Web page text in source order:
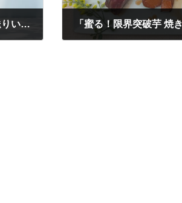
2025年12月5日～7日にメールをお送りいただいた皆様へ（再送のお願い）